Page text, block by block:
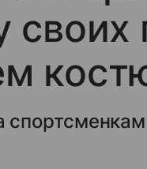
своих